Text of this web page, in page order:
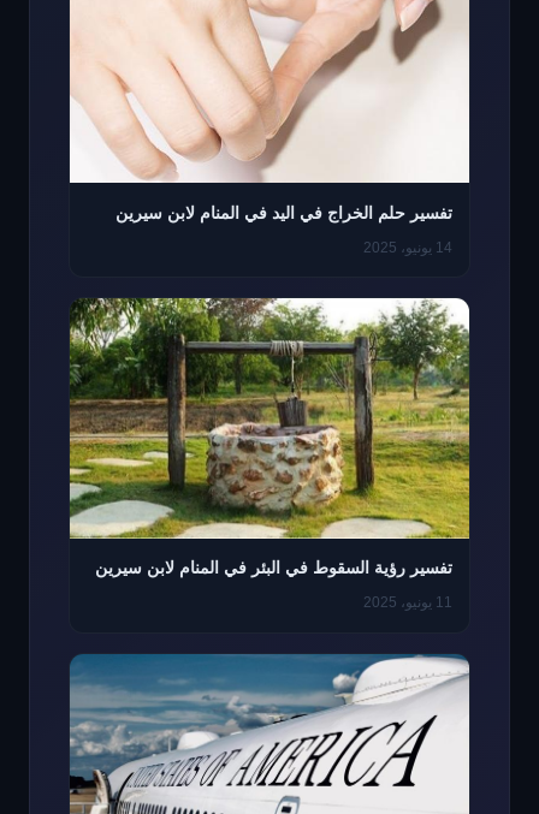
تفسير حلم الخراج في اليد في المنام لابن سيرين
14 يونيو، 2025
تفسير رؤية السقوط في البئر في المنام لابن سيرين
11 يونيو، 2025